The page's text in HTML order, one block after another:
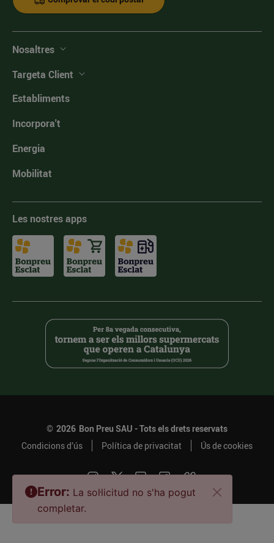
Nosaltres
Targeta Client
Establiments
Incorpora't
Energia
Mobilitat
Les nostres apps
© 2026 Bon Preu SAU - Tots els drets reservats
Condicions d’ús
Política de privacitat Ús de cookies
Error: La sol·licitud no s'ha pogut
completar.